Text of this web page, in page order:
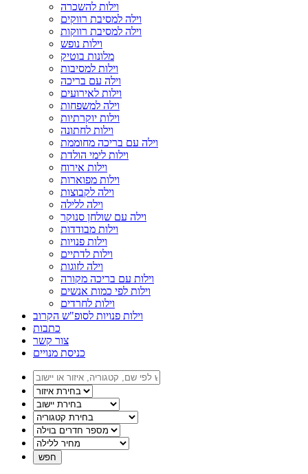
וילות להשכרה
וילה למסיבת רווקים
וילה למסיבת רווקות
וילות נופש
מלונות בוטיק
וילות למסיבות
וילה עם בריכה
וילות לאירועים
וילה למשפחות
וילות יוקרתיות
וילות לחתונה
וילה עם בריכה מחוממת
וילות לימי הולדת
וילות אירוח
וילות מפוארות
וילה לקבוצות
וילה ללילה
וילה עם שולחן סנוקר
וילות מבודדות
וילות פנויות
וילות לדתיים
וילה לזוגות
וילות עם בריכה מקורה
וילות לפי כמות אנשים
וילות לחרדים
וילות פנויות לסופ"ש הקרוב
כתבות
צור קשר
כניסת מנויים